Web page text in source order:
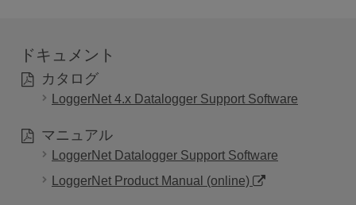
ドキュメント
カタログ
LoggerNet 4.x Datalogger Support Software
マニュアル
LoggerNet Datalogger Support Software
LoggerNet Product Manual (online)